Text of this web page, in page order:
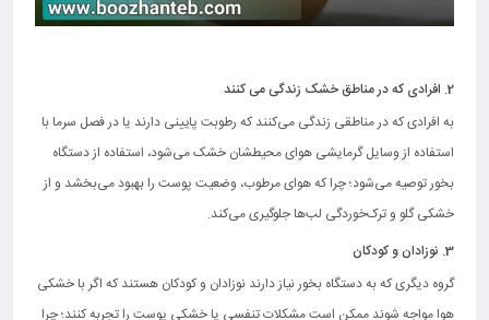
2. افرادی که در مناطق خشک زندگی می کنند
به افرادی که در مناطقی زندگی می‌کنند که رطوبت پایینی دارند یا در فصل سرما با
استفاده از وسایل گرمایشی هوای محیطشان خشک می‌شود، استفاده از دستگاه
بخور توصیه می‌شود؛ چرا که هوای مرطوب، وضعیت پوست را بهبود می‌بخشد و از
خشکی گلو و ترک‌خوردگی لب‌ها جلوگیری می‌کند.
3. نوزادان و کودکان
گروه دیگری که به دستگاه بخور نیاز دارند نوزادان و کودکان هستند که اگر با خشکی
هوا مواجه شوند ممکن است مشکلات تنفسی یا خشکی پوست را تجربه کنند؛ چرا